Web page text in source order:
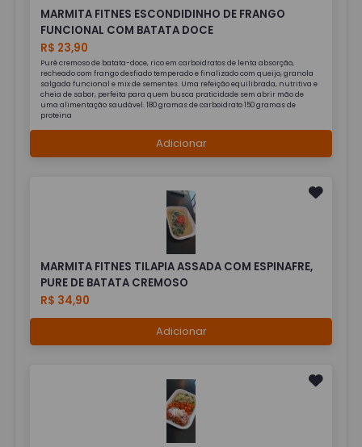
MARMITA FITNES ESCONDIDINHO DE FRANGO
FUNCIONAL COM BATATA DOCE
R$ 23,90
Purê cremoso de batata-doce, rico em carboidratos de lenta absorção,
recheado com frango desfiado temperado e finalizado com queijo, granola
salgada funcional e mix de sementes. Uma refeição equilibrada, nutritiva e
cheia de sabor, perfeita para quem busca praticidade sem abrir mão de
uma alimentação saudável. 180 gramas de carboidrato 150 gramas de
proteina
Adicionar
MARMITA FITNES TILAPIA ASSADA COM ESPINAFRE,
PURE DE BATATA CREMOSO
R$ 34,90
Adicionar